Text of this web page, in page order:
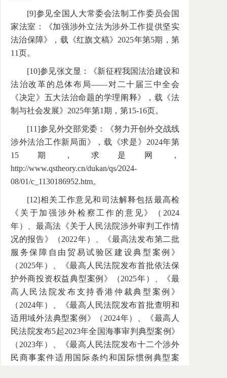
[9]参见全国人大常委会法制工作委员会国
家法室：《加强涉外立法为涉外工作提供坚实
法治保障》，载《红旗文稿》2025年第5期，第
11页。
[10]参见张文显：《新征程我国法治建设和
法治改革的总体布局——对二十届三中全会
《决定》五大法治命题的学理阐释》，载《法
制与社会发展》2025年第1期，第15-16页。
[11]参见外交部党委：《努力开创外交战线
涉外法治工作新局面》，载《求是》2024年第
15期，求是网，
http://www.qstheory.cn/dukan/qs/2024-
08/01/c_1130186952.htm。
[12]相关工作意见和司法解释包括最高检
《关于加强涉外检察工作的意见》（2024
年）、最高法《关于人民法院涉外审判工作情
况的报告》（2022年）、《最高法发布第二批
服务保障自由贸易试验区建设典型案例》
（2025年）、《最高人民法院发布首批依法保
护外商投资权益典型案例》（2025年）、《最
高人民法院发布支持香港仲裁典型案例》
（2024年）、《最高人民法院发布首批查明和
适用域外法典型案例》（2024年）、《最高人
民法院发布5起2023年全国海事审判典型案例》
（2023年）、《最高人民法院发布十二个涉外
民商事案件适用国际条约和国际惯例典型案